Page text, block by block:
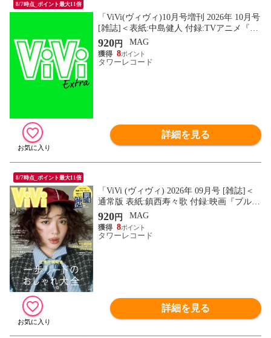
8/7時点_ポイント最大11倍
「ViVi(ヴィヴィ)10月号増刊 2026年 10月号
[雑誌]＜表紙:中島健人 付録:TVアニメ『攻
殻機動隊 THE GHOST IN THE SHELL』ス
テッ」 Magazine
920円
MAG
8
タワーレコード
詳細を見る
8/7時点_ポイント最大11倍
「ViVi (ヴィヴィ) 2026年 09月号 [雑誌]＜
通常版 表紙:鎮西寿々歌 付録:映画『ブルー
ロック』撮り下ろしフォトアルバム＆原作
イ」 Magazine
920円
MAG
8
タワーレコード
詳細を見る